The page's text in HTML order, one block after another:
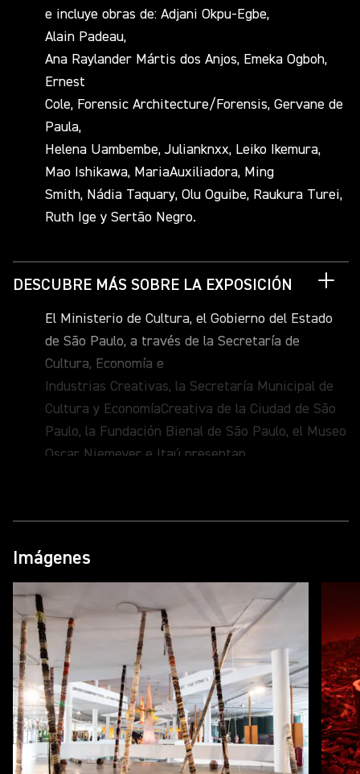
e incluye obras de: Adjani Okpu-Egbe,
Alain Padeau,
Ana Raylander Mártis dos Anjos, Emeka Ogboh,
Ernest
Cole, Forensic Architecture/Forensis, Gervane de
Paula,
Helena Uambembe, Julianknxx, Leiko Ikemura,
Mao Ishikawa, MariaAuxiliadora, Ming
Smith, Nádia Taquary, Olu Oguibe, Raukura Turei,
Ruth Ige y Sertão Negro.
DESCUBRE MÁS SOBRE LA EXPOSICIÓN
El Ministerio de Cultura, el Gobierno del Estado
de São Paulo, a través de la Secretaría de
Cultura, Economía e
Industrias Creativas, la Secretaría Municipal de
Cultura y EconomíaCreativa de la Ciudad de São
Paulo, la Fundación Bienal de São Paulo, el Museo
Oscar Niemeyer e Itaú presentan
por tercera vez con elprograma itinerante
Tras las visitas de 2011 y
Curitiba con una exposición del 19 de marzoal
7 de junio, que reúne a dieciocho participantes de
diversas localidades de Brasil y delextranjero.
São Paulo, xx de marzo de 2026 – La Fundación
Bienal de São Paulo da continuidad al programa
de exposiciones itinerantes de la 36ª Bienal de
São Paulo, que recorrerá más de diez ciudades de
Brasil y del exterior en 2026. En colaboración con
Imágenes